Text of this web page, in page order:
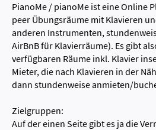
PianoMe / pianoMe ist eine Online
peer Übungsräume mit Klavieren
anderen Instrumenten,
AirBnB für Klavierräume). Es gibt
verfügbaren Räume inkl. Klavier
Mieter, die nach Klavieren in der
dann stundenweise anmieten/
Zielgruppen:
Auf der einen Seite gibt es ja die